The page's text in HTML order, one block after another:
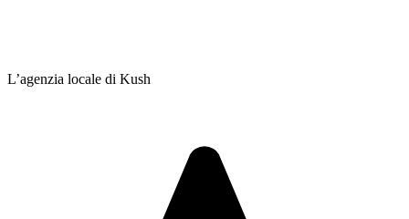
L’agenzia locale di Kush